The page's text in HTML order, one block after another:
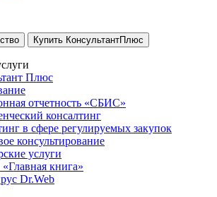
Купить КонсультантПлюс
Плюс
отчетность «СБИС»
консалтинг
в сфере регулируемых закупок
консультирование
услуги
книга»
Dr.Web